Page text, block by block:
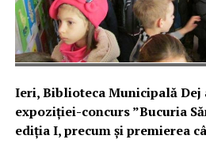
Ieri, Biblioteca Municipală Dej
expoziţiei-concurs ”Bucuria
ediţia I, precum şi premierea